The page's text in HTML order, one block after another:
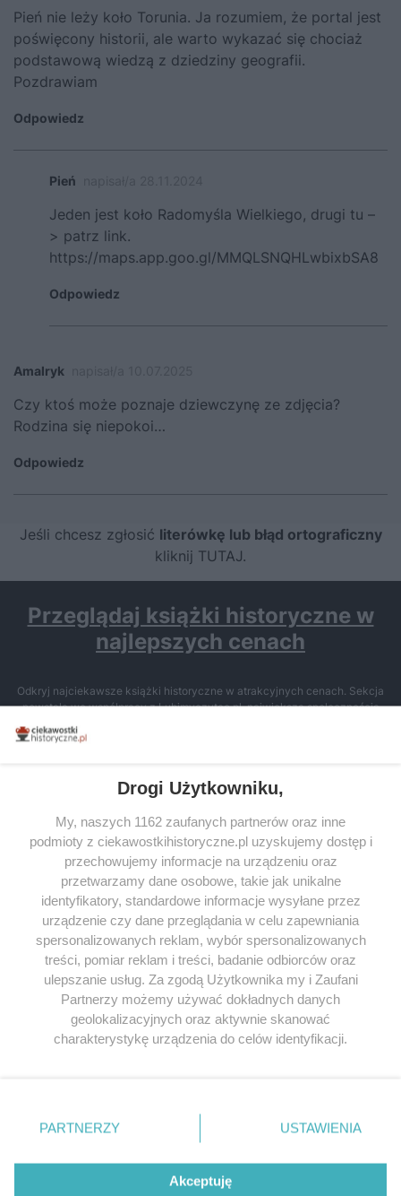
Pień nie leży koło Torunia. Ja rozumiem, że portal jest
poświęcony historii, ale warto wykazać się chociaż
podstawową wiedzą z dziedziny geografii.
Pozdrawiam
Odpowiedz
Pień
Jeden jest koło Radomyśla Wielkiego, drugi tu –
> patrz link.
https://maps.app.goo.gl/MMQLSNQHLwbixbSA8
Odpowiedz
Amalryk
Czy ktoś może poznaje dziewczynę ze zdjęcia?
Rodzina się niepokoi…
Odpowiedz
Jeśli chcesz zgłosić literówkę lub błąd ortograficzny
kliknij TUTAJ.
Przeglądaj książki historyczne w
najlepszych cenach
Odkryj najciekawsze książki historyczne w atrakcyjnych cenach. Sekcja
powstała we współpracy z Lubimyczytac.pl, największą społecznością
tytułów najwyżej ocenianych przez czytelników.
SERWIS
SPOŁECZNOŚĆ
WSPÓŁPRACA
KONTAKT
ODWIEDŹ RÓWNIEŻ:
Drogi Użytkowniku,
My, naszych 1162 zaufanych partnerów oraz inne
podmioty z ciekawostkihistoryczne.pl uzyskujemy dostęp i
przechowujemy informacje na urządzeniu oraz
przetwarzamy dane osobowe, takie jak unikalne
identyfikatory, standardowe informacje wysyłane przez
urządzenie czy dane przeglądania w celu zapewniania
spersonalizowanych reklam, wybór spersonalizowanych
treści, pomiar reklam i treści, badanie odbiorców oraz
ulepszanie usług. Za zgodą Użytkownika my i Zaufani
Partnerzy możemy używać dokładnych danych
geolokalizacyjnych oraz aktywnie skanować
charakterystykę urządzenia do celów identyfikacji.
zmienić/wycofać klikając przycisk ustawień prywatności
znajdujący się w lewym dolnym rogu strony
. Niektóre
użytkownika, ale masz prawo sprzeciwić się takiemu
PARTNERZY USTAWIENIA
Akceptuję